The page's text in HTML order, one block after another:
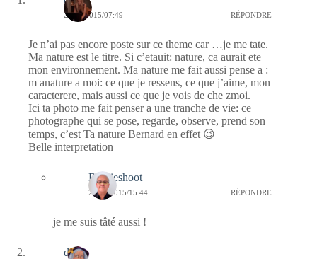
20/04/2015/07:49 RÉPONDRE
Je n’ai pas encore poste sur ce theme car …je me tate.
Ma nature est le titre. Si c’etauit: nature, ca aurait ete
mon environnement. Ma nature me fait aussi pense a :
m anature a moi: ce que je ressens, ce que j’aime, mon
caracterere, mais aussi ce que je vois de che zmoi.
Ici ta photo me fait penser a une tranche de vie: ce
photographe qui se pose, regarde, observe, prend son
temps, c’est Ta nature Bernard en effet 😉
Belle interpretation
Bernieshoot
23/04/2015/15:44 RÉPONDRE
je me suis tâté aussi !
dom